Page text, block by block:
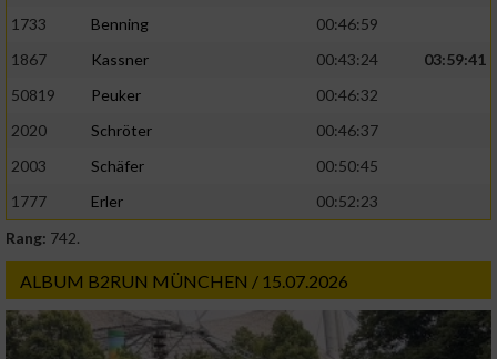
1733
Benning
00:46:59
1867
Kassner 00:43:24
03:59:41
50819
Peuker
00:46:32
2020
Schröter
00:46:37
2003
Schäfer
00:50:45
1777
Erler
00:52:23
Rang: 742.
ALBUM B2RUN MÜNCHEN / 15.07.2026